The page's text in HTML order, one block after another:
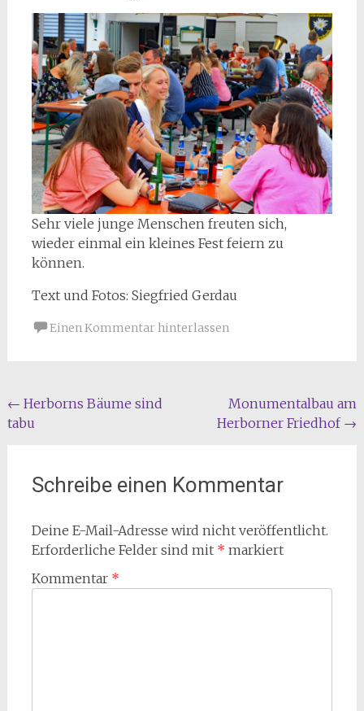
Sehr viele junge Menschen freuten sich,
wieder einmal ein kleines Fest feiern zu
können.
Text und Fotos: Siegfried Gerdau
Einen Kommentar hinterlassen
Beitragsnavigation
← Herborns Bäume sind
tabu
Monumentalbau am
Herborner Friedhof →
Schreibe einen Kommentar
Deine E-Mail-Adresse wird nicht veröffentlicht.
Erforderliche Felder sind mit * markiert
Kommentar *